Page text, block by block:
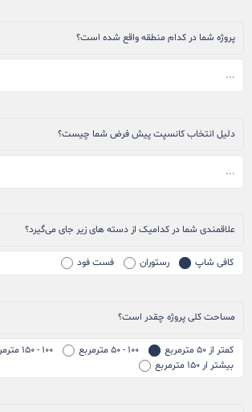
پروژه شما در کدام منطقه واقع شده است؟
دلیل انتخاب کانسپت پیش فرض شما چیست؟
علاقمندی شما در کدامیک از دسته های زیر جای می‌گیرد؟
کافی شاپ رستوران فست فود
مساحت کلی پروژه چقدر است؟
کمتر از ۵۰ مترمربع ۱۰۰ - ۵۰ مترمربع
۱۰۰ - ۱۵۰ مترمربع
بیشتر ار ۱۵۰ مترمربع